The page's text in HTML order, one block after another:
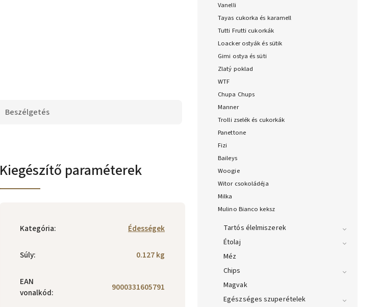
Vanelli
Tayas cukorka és karamell
Tutti Frutti cukorkák
Loacker ostyák és sütik
Gimi ostya és süti
Zlatý poklad
WTF
Chupa Chups
Manner
Trolli zselék és cukorkák
Panettone
Fizi
Baileys
Woogie
Witor csokoládéja
Milka
Mulino Bianco keksz
Tartós élelmiszerek
Étolaj
Méz
Chips
Magvak
Egészséges szuperételek
Beszélgetés
Kiegészítő paraméterek
Kategória: Édességek
Súly: 0.127 kg
EAN
vonalkód: 9000331605791